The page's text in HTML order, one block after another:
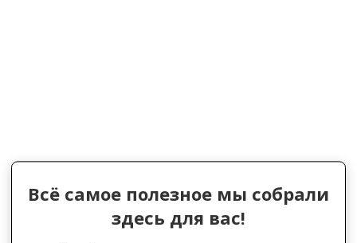
Всё самое полезное мы собрали
здесь для вас!